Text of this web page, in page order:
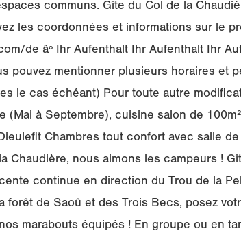
communs. Gîte du Col de la
les coordonnées et informations sur le
de âº Ihr Aufenthalt Ihr Aufenthalt Ihr
pouvez mentionner plusieurs horaires et
le cas échéant) Pour toute autre
à Septembre), cuisine salon de
Chambres tout confort avec salle
Chaudière, nous aimons les campeurs !
continue en direction du Trou de la
forêt de Saoû et des Trois Becs, posez
marabouts équipés ! En groupe ou en